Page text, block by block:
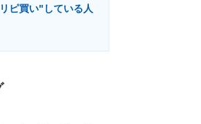
ピ買い"している人